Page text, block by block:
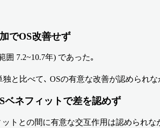
でOS改善せず
囲 7.2~10.7年) であった｡
と比べて､ OSの有意な改善が認められな
ベネフィットで差を認めず
トとの間に有意な交互作用は認められな